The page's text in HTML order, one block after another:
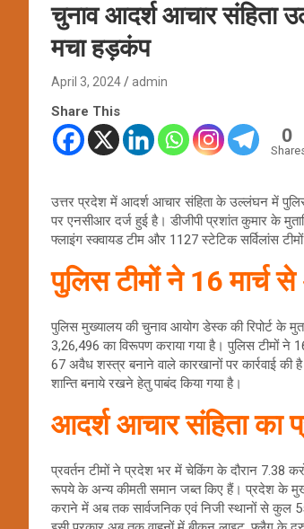
चुनाव आदर्श आचार संहिता
मचा हड़कंप
April 3, 2024 admin
Share This
0
उत्तर प्रदेश में आदर्श आचार संहिता के उल्लंघन में
पर एनसीआर दर्ज हुई है। डीजीपी प्रशांत कुमार के
फ्लाइंग स्क्वायड टीम और 1127 स्टेटिक सर्विलांस
पुलिस टीमों ने 16 मार्च
पुलिस मुख्यालय की चुनाव आयोग डेस्क की रिपोर्ट के
3,26,496 का विरूपण कराया गया है। पुलिस टीमों
67 अवैध शस्त्र बनाने वाले कारखानों पर कार्रवाई की
शान्ति बनाये रखने हेतु पाबंद किया गया है।
आदर्श आचार संहिता का
प्रवर्तन टीमों ने प्रदेश भर में चेकिंग के दौरान
रूपये के अन्य कीमती समान जब्त किए हैं। प्रदेश के मुख्य
कराने में अब तक सार्वजनिक एवं निजी स्थानों से कुल